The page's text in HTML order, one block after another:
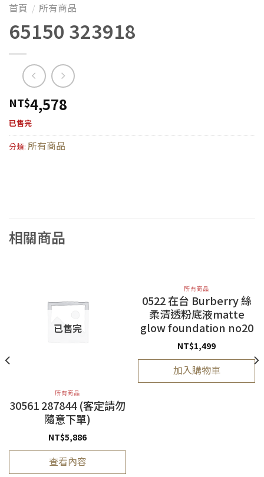
首頁 / 所有商品
65150 323918
NT$4,578
已售完
分類: 所有商品
相關商品
已售完
所有商品
30561 287844 (客定請勿
隨意下單)
NT$5,886
查看內容
所有商品
0522 在台 Burberry 絲
柔清透粉底液matte
glow foundation no20
NT$1,499
加入購物車